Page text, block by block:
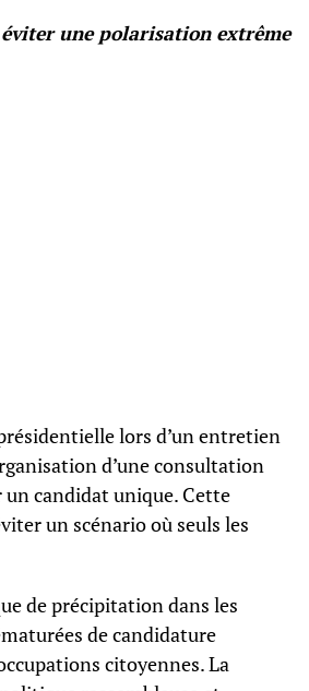
une polarisation extrême
lors d’un entretien
d’une consultation
candidat unique. Cette
un scénario où seuls les
de précipitation dans les
de candidature
citoyennes. La